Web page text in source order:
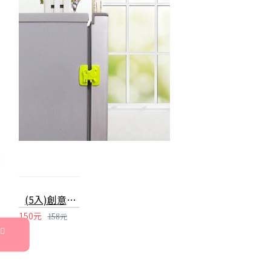
(5入)創意狗狗造型安全門鎖 冰箱櫥櫃安全鎖
150元 158元